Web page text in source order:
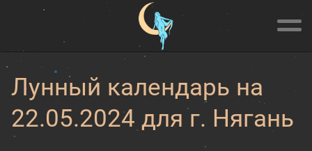
Лунный календарь на
22.05.2024 для г. Нягань